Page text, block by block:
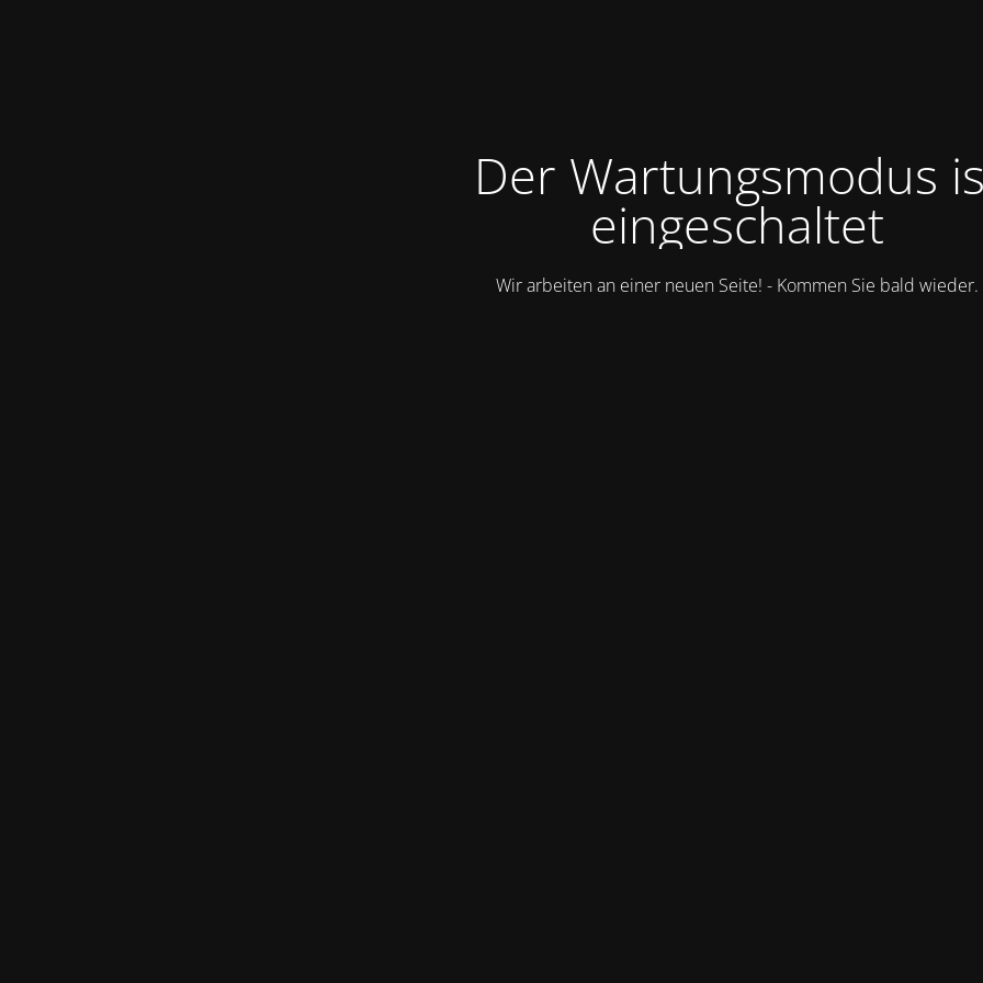
Der Wartungsmodus
eingeschaltet
Wir arbeiten an einer neuen Seite! - Kommen Sie bald wieder.